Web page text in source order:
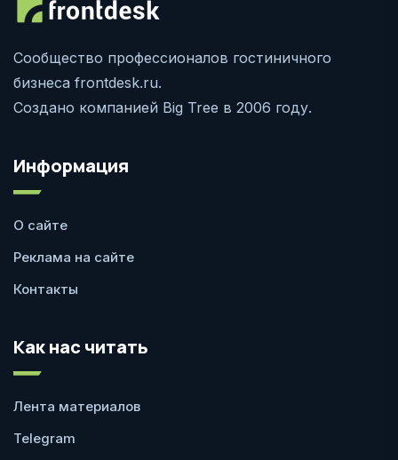
Сообщество профессионалов гостиничного
бизнеса frontdesk.ru.
Создано компанией Big Tree в 2006 году.
Информация
О сайте
Реклама на сайте
Контакты
Как нас читать
Лента материалов
Telegram